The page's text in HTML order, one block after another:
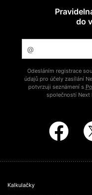
do
Odesláním registrace
údajů pro účely zasílání
potvrzuji seznámení s
společností Next
Kalkulačky